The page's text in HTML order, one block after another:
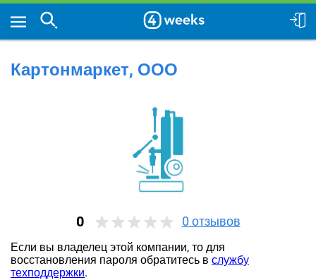
Картонмаркет, ООО
0 0 отзывов
Если вы владелец этой компании, то для
восстановления пароля обратитесь в службу
техподдержки.